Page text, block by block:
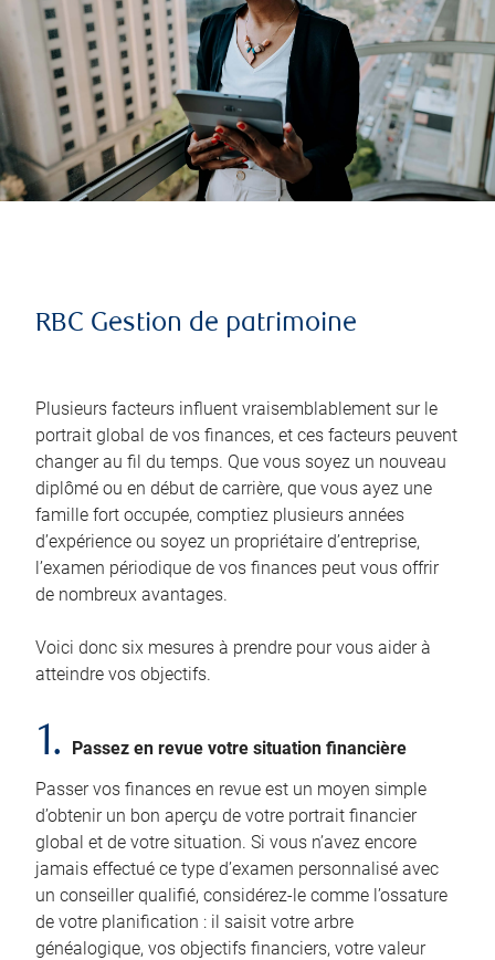
RBC Gestion de patrimoine
Plusieurs facteurs influent vraisemblablement sur le
portrait global de vos finances, et ces facteurs peuvent
changer au fil du temps. Que vous soyez un nouveau
diplômé ou en début de carrière, que vous ayez une
famille fort occupée, comptiez plusieurs années
d’expérience ou soyez un propriétaire d’entreprise,
l’examen périodique de vos finances peut vous offrir
de nombreux avantages.
Voici donc six mesures à prendre pour vous aider à
atteindre vos objectifs.
1.
Passez en revue votre situation financière
Passer vos finances en revue est un moyen simple
d’obtenir un bon aperçu de votre portrait financier
global et de votre situation. Si vous n’avez encore
jamais effectué ce type d’examen personnalisé avec
un conseiller qualifié, considérez-le comme l’ossature
de votre planification : il saisit votre arbre
généalogique, vos objectifs financiers, votre valeur